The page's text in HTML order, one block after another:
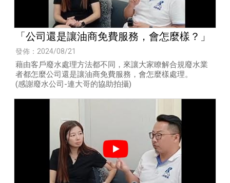
「公司還是讓油商免費服務，會怎麼樣？」
發佈：2024/08/21
藉由客戶廢水處理方法都不同，來讓大家瞭解合規廢水業
者都怎麼公司還是讓油商免費服務，會怎麼樣處理。
(感謝廢水公司-連大哥的協助拍攝)